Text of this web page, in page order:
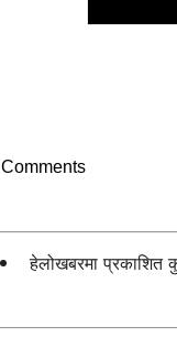
Comments
हेलोखबरमा प्रकाशित